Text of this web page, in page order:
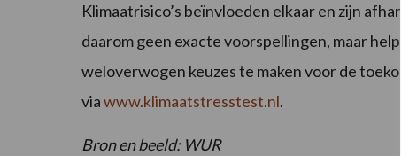
Klimaatrisico’s beïnvloeden elkaar en zijn
daarom geen exacte voorspellingen, maar
weloverwogen keuzes te maken voor de
viawww.klimaatstresstest.nl.
Bron en beeld: WUR